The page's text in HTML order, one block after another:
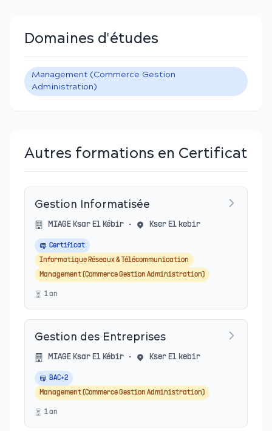
Domaines d'études
Management (Commerce Gestion
Administration)
Autres formations en Certificat
Gestion Informatisée
MIAGE Ksar El Kébir • Kser El kebir
Certificat
Informatique Réseaux & Télécommunication
Management (Commerce Gestion Administration)
1an
Gestion des Entreprises
MIAGE Ksar El Kébir • Kser El kebir
BAC+2
Management (Commerce Gestion Administration)
1an